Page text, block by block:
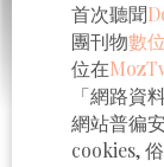
首次聽聞
團刊物數
位在
「網路資
網站普徧
cookies,